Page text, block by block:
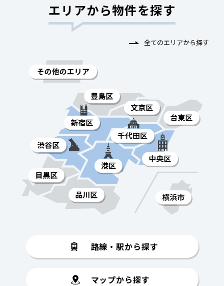
エリアから物件を探す
全てのエリアから探す
路線・駅から探す
マップから探す